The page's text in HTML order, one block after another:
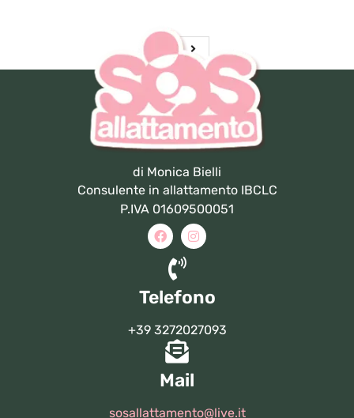
di Monica Bielli
Consulente in allattamento IBCLC
P.IVA 01609500051
Telefono
+39 3272027093
Mail
sosallattamento@live.it